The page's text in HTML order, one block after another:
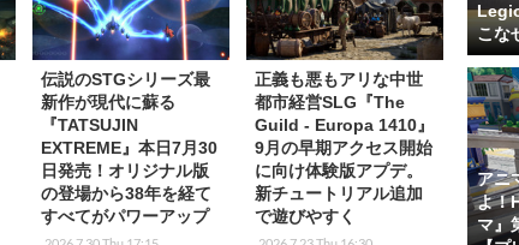
伝説のSTGシリーズ最
新作が現代に蘇る
『TATSUJIN
EXTREME』本日7月30
日発売！オリジナル版
の登場から38年を経て
すべてがパワーアップ
正義も悪もアリな中世
都市経営SLG『The
Guild - Europa 1410』
9月の早期アクセス開始
に向け体験版アプデ。
新チュートリアル追加
で遊びやすく
こな
アニ
よ！
マ』